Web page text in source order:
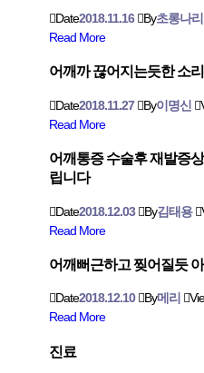
Date2018.11.16 By초롱나리
Read More
어깨까 끊어지는듯한 소
Date2018.11.27 By이명신
Read More
어깨통증 수술후 재발증
립니다
Date2018.12.03 By김태용
Read More
어깨뻐근하고 찢어질듯
Date2018.12.10 By메리
Read More
진료